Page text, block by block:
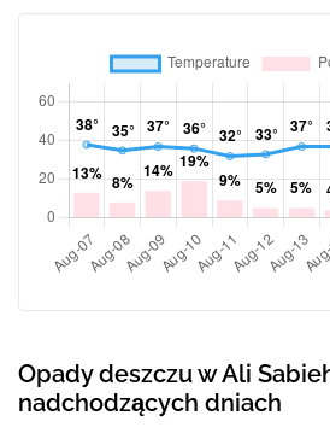
Opady deszczu w Ali
nadchodzących dniach